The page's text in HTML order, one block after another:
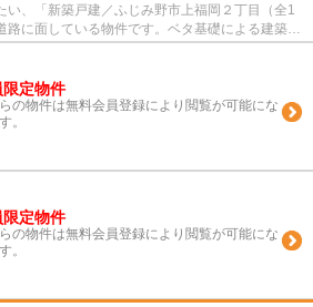
い、「新築戸建／ふじみ野市上福岡２丁目（全1
路に面している物件です。ベタ基礎による建築の
も気になりません。...
限定物件
の物件は無料会員登録により閲覧が可能にな
。
限定物件
の物件は無料会員登録により閲覧が可能にな
。